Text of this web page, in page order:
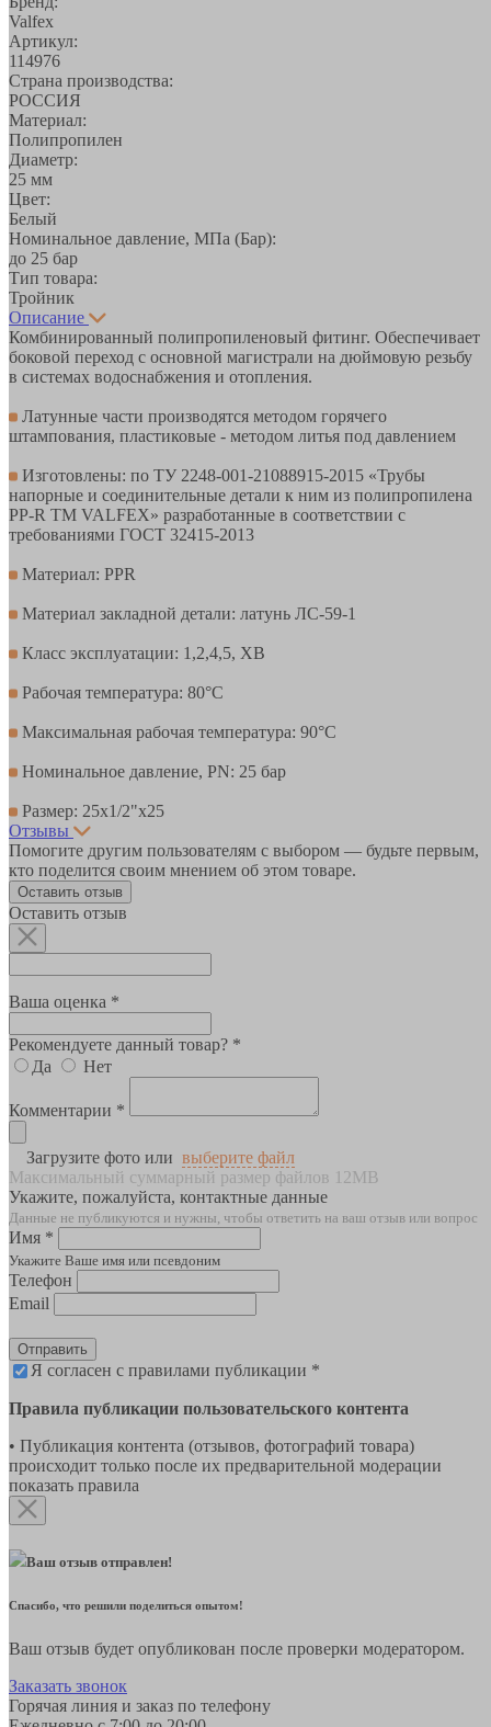
Valfex
Артикул:
114976
Страна производства:
РОССИЯ
Материал:
Полипропилен
Диаметр:
25 мм
Цвет:
Белый
Номинальное давление, МПа (Бар):
до 25 бар
Тип товара:
Тройник
Описание
Комбинированный полипропиленовый фитинг. Обеспечивает
боковой переход с основной магистрали на дюймовую резьбу
в системах водоснабжения и отопления.
Латунные части производятся методом горячего
штампования, пластиковые - методом литья под давлением
Изготовлены: по ТУ 2248-001-21088915-2015 «Трубы
напорные и соединительные детали к ним из полипропилена
PP-R ТМ VALFEX» разработанные в соответствии с
требованиями ГОСТ 32415-2013
Материал: PPR
Материал закладной детали: латунь ЛС-59-1
Класс эксплуатации: 1,2,4,5, ХВ
Рабочая температура: 80°С
Максимальная рабочая температура: 90°С
Номинальное давление, PN: 25 бар
Размер: 25х1/2"х25
Отзывы
Помогите другим пользователям с выбором — будьте первым,
кто поделится своим мнением об этом товаре.
Оставить отзыв
Оставить отзыв
Ваша оценка *
Рекомендуете данный товар? *
Да
Нет
Комментарии *
Загрузите фото или выберите файл
Максимальный суммарный размер файлов 12MB
Укажите, пожалуйста, контактные данные
Данные не публикуются и нужны, чтобы ответить на ваш отзыв или вопрос
Имя *
Укажите Ваше имя или псевдоним
Телефон
Email
Отправить
Я согласен с правилами публикации *
Правила публикации пользовательского контента
• Публикация контента (отзывов, фотографий товара)
происходит только после их предварительной модерации
показать правила
Ваш отзыв отправлен!
Спасибо, что решили поделиться опытом!
Ваш отзыв будет опубликован после проверки модератором.
Заказать звонок
Горячая линия и заказ по телефону